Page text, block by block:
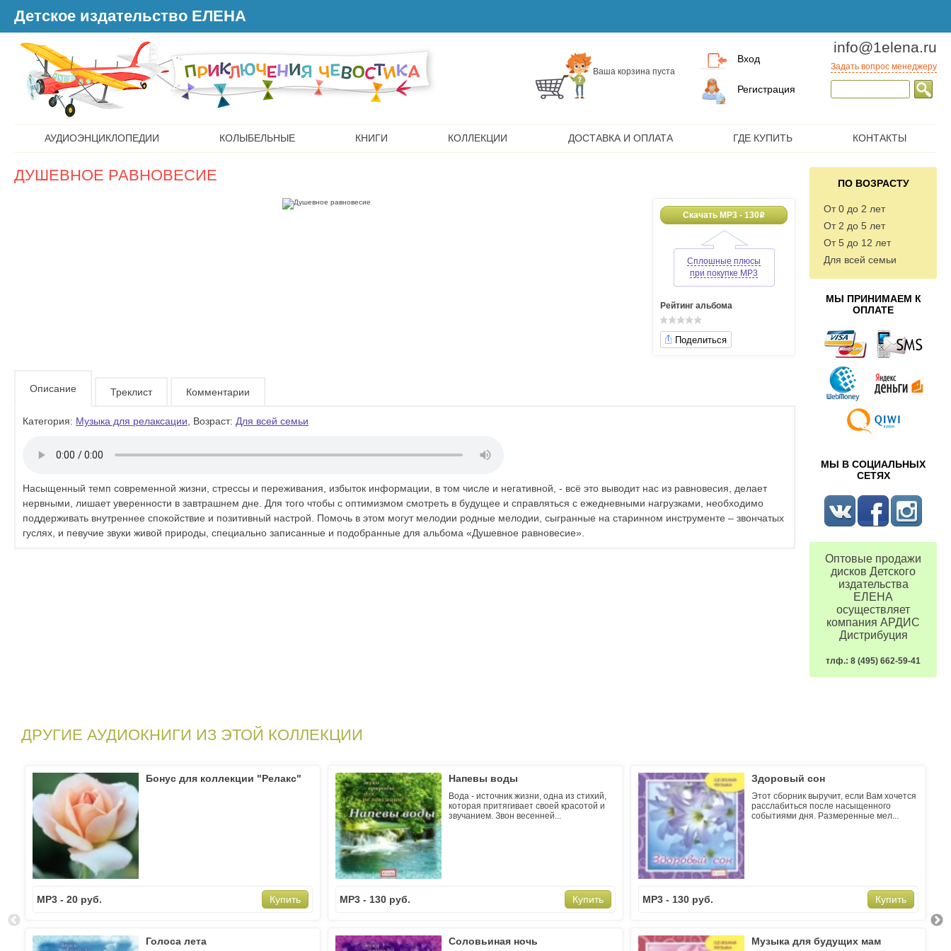
Детское издательство ЕЛЕНА
info@1elena.ru
Задать вопрос менеджеру
Вход
Регистрация
Ваша корзина пуста
АУДИОЭНЦИКЛОПЕДИИ КОЛЫБЕЛЬНЫЕ КНИГИ КОЛЛЕКЦИИ ДОСТАВКА И ОПЛАТА ГДЕ КУПИТЬ КОНТАКТЫ
ПО ВОЗРАСТУ
От 0 до 2 лет
От 2 до 5 лет
От 5 до 12 лет
Для всей семьи
МЫ ПРИНИМАЕМ К
ОПЛАТЕ
МЫ В СОЦИАЛЬНЫХ
СЕТЯХ
Оптовые продажи
дисков Детского
издательства
ЕЛЕНА
осуществляет
компания АРДИС
Дистрибуция
тлф.: 8 (495) 662-59-41
ДУШЕВНОЕ РАВНОВЕСИЕ
Скачать MP3 - 130o
Сплошные плюсы
при покупке MP3
Рейтинг альбома
Поделиться
Описание Треклист Комментарии
Категория: Музыка для релаксации , Возраст: Для всей семьи
Насыщенный темп современной жизни, стрессы и переживания, избыток информации, в том числе и негативной, - всё это выводит нас из равновесия, делает
нервными, лишает уверенности в завтрашнем дне. Для того чтобы с оптимизмом смотреть в будущее и справляться с ежедневными нагрузками, необходимо
поддерживать внутреннее спокойствие и позитивный настрой. Помочь в этом могут мелодии родные мелодии, сыгранные на старинном инструменте – звончатых
гуслях, и певучие звуки живой природы, специально записанные и подобранные для альбома «Душевное равновесие».
ДРУГИЕ АУДИОКНИГИ ИЗ ЭТОЙ КОЛЛЕКЦИИ
Бонус для коллекции "Релакс"
MP3 - 20 руб. Купить
Голоса лета
Напевы воды
Вода - источник жизни, одна из стихий,
которая притягивает своей красотой и
звучанием. Звон весенней...
MP3 - 130 руб. Купить
Соловьиная ночь
Здоровый сон
Этот сборник выручит, если Вам хочется
расслабиться после насыщенного
событиями дня. Размеренные мел...
MP3 - 130 руб. Купить
Музыка для будущих мам